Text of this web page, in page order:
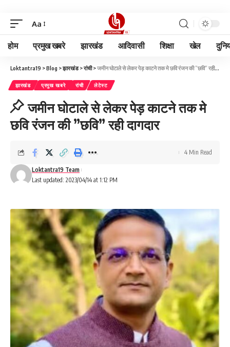
Aa
होम प्रमुख खबरे झारखंड आदिवासी शिक्षा खेल
Loktantra19 >Blog >झारखंड>रांची>जमीन घोटाले से लेकर पेड़ काटने तक मे छवि रंजन की ”छवि” रही दागदार
झारखंड प्रमुख खबरे रांची लेटेस्ट
जमीन घोटाले से लेकर पेड़ काटने तक मे
छवि रंजन की ”छवि” रही दागदार
Last updated: 2023/04/14 at 1:12 PM
Loktantra19 Team
4 Min Read